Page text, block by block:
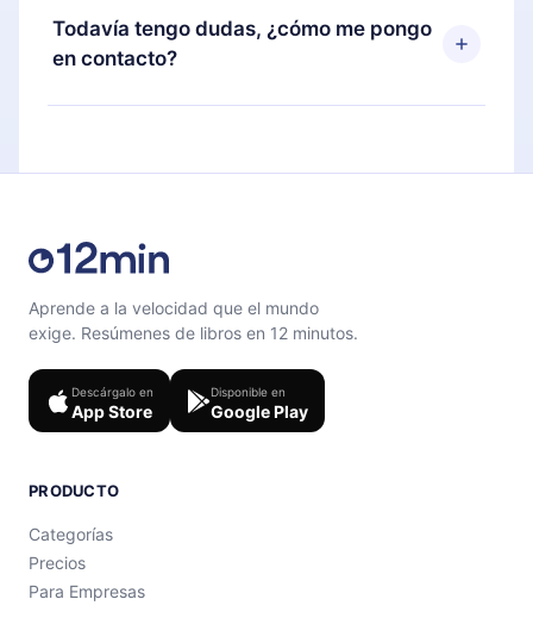
También puedes leer o escuchar tus títulos
favoritos sin conexión y desafiarte con un
puedes cancelar en cualquier momento y el
próximo ciclo de facturación no ocurrirá.
Todavía tengo dudas, ¿cómo me pongo
en contacto?
Siéntete libre de contactarnos en
Aprende a la velocidad que el mundo
exige. Resúmenes de libros en 12 minutos.
Descárgalo en
App Store
Disponible en
Google Play
PRODUCTO
Categorías
Precios
Para Empresas